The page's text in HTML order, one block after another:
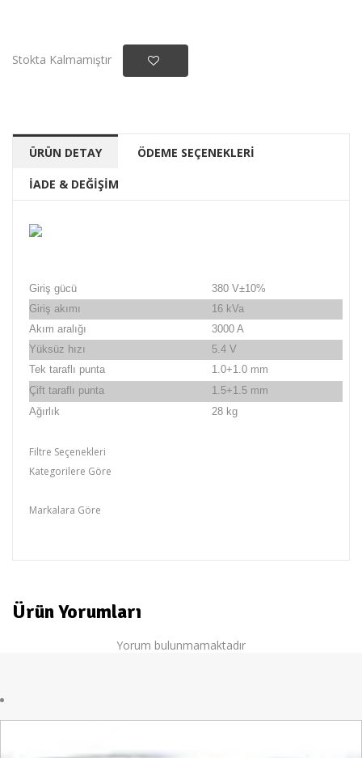
Stokta Kalmamıştır
ÜRÜN DETAY ÖDEME SEÇENEKLERİ
İADE & DEĞİŞİM
Giriş gücü
380 V±10%
Giriş akımı
16 kVa
Akım aralığı
3000 A
Yüksüz hızı
5.4 V
Tek taraflı punta
1.0+1.0 mm
Çift taraflı punta
1.5+1.5 mm
Ağırlık
28 kg
Filtre Seçenekleri
Kategorilere Göre
Markalara Göre
Ürün Yorumları
Yorum bulunmamaktadır